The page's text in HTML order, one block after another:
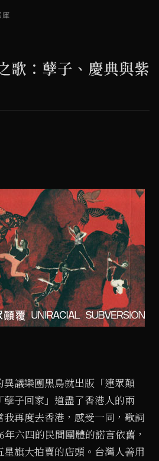
庫
歌：孽子、慶典與紫
議樂團黑鳥就出版「連眾顛
子回家」道盡了香港人的兩
再度去香港，感受一同，歌詞
六四的民間團體的諾言依舊，
旗大拍賣的店頭。台灣人善用